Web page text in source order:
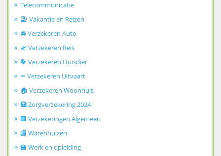
Telecommunicatie
🏖️ Vakantie en Reizen
🚘 Verzekeren Auto
🛫 Verzekeren Reis
🐕 Verzekeren Huisdier
⚰️ Verzekeren Uitvaart
🏠 Verzekeren Woonhuis
🏥 Zorgverzekering 2024
🏢 Verzekeringen Algemeen
🏬 Warenhuizen
🏫 Werk en opleiding